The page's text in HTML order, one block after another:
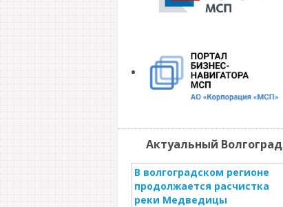
Актуальный Волгоград
В волгоградском регионе
продолжается расчистка
реки Медведицы